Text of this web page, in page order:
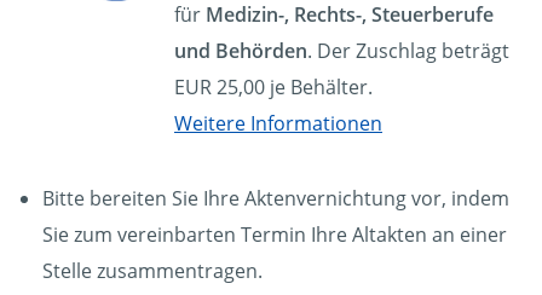
für Medizin-, Rechts-, Steuerberufe
und Behörden. Der Zuschlag beträgt
EUR 25,00 je Behälter.
Weitere Informationen
Bitte bereiten Sie Ihre Aktenvernichtung vor, indem
Sie zum vereinbarten Termin Ihre Altakten an einer
Stelle zusammentragen.